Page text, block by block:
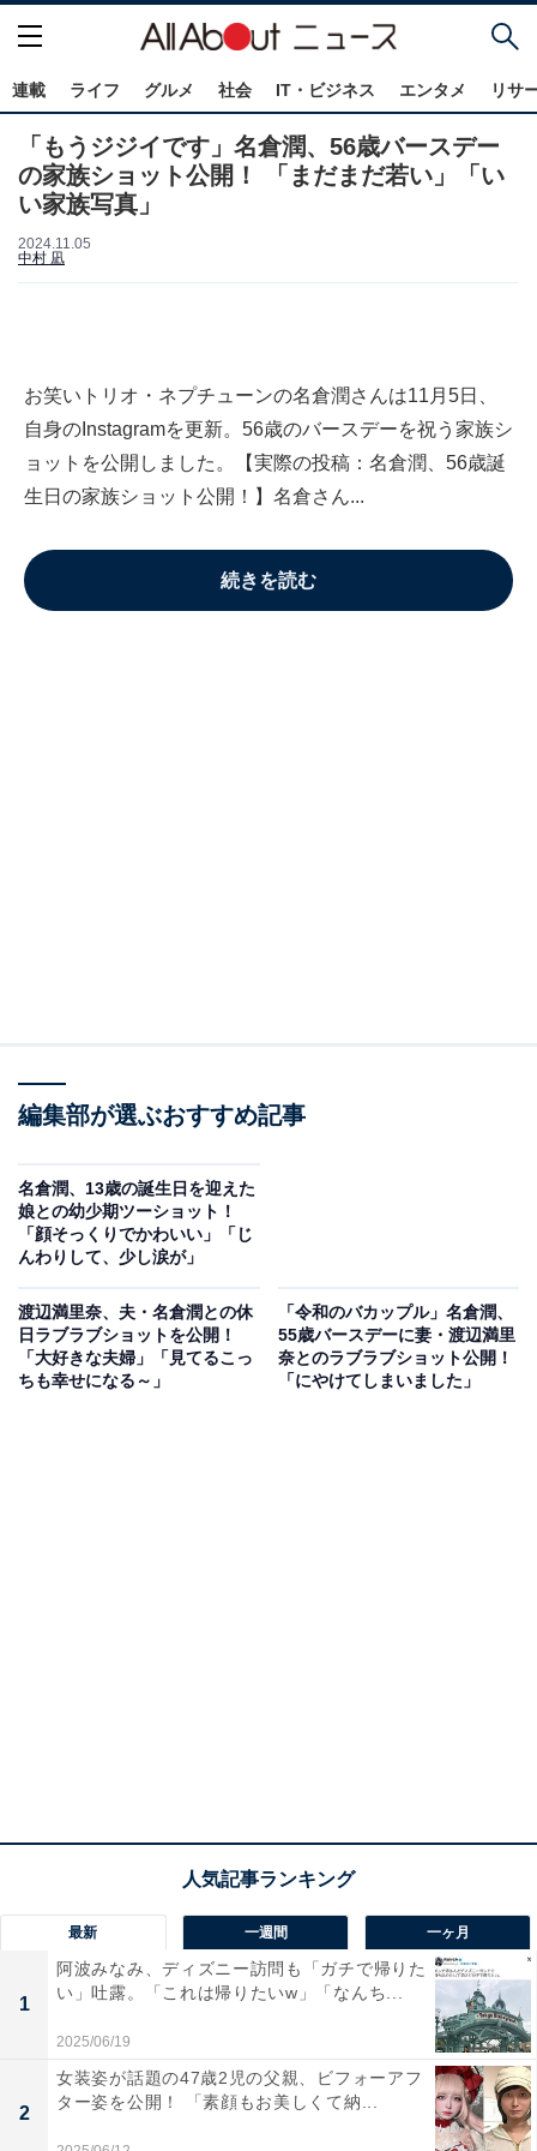
連載 ライフ グルメ 社会 IT・ビジネス エンタメ リサ
「もうジジイです」名倉潤、56歳バースデー
の家族ショット公開！ 「まだまだ若い」「い
い家族写真」
2024.11.05
中村 凪
お笑いトリオ・ネプチューンの名倉潤さんは11月5日、
自身のInstagramを更新。56歳のバースデーを祝う家族シ
ョットを公開しました。【実際の投稿：名倉潤、56歳誕
生日の家族ショット公開！】名倉さん...
続きを読む
編集部が選ぶおすすめ記事
名倉潤、13歳の誕生日を迎えた
娘との幼少期ツーショット！
「顔そっくりでかわいい」「じ
んわりして、少し涙が」
渡辺満里奈、夫・名倉潤との休
日ラブラブショットを公開！
「大好きな夫婦」「見てるこっ
ちも幸せになる～」
「令和のバカップル」名倉潤、
55歳バースデーに妻・渡辺満里
奈とのラブラブショット公開！
「にやけてしまいました」
最新 一週間 一ヶ月
1
阿波みなみ、ディズニー訪問も「ガチで帰りた
い」吐露。「これは帰りたいw」「なんち...
2025/06/19
2
女装姿が話題の47歳2児の父親、ビフォーアフ
ター姿を公開！ 「素顔もお美しくて納...